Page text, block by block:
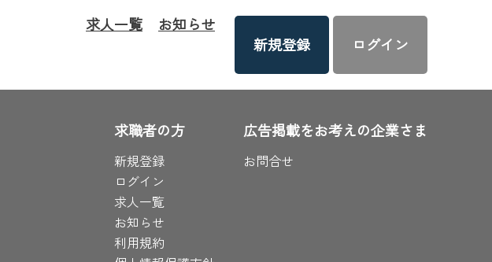
求人一覧
お知らせ
新規登録
ログイン
求職者の方
新規登録
ログイン
求人一覧
お知らせ
利用規約
広告掲載をお考えの企業さま
お問合せ